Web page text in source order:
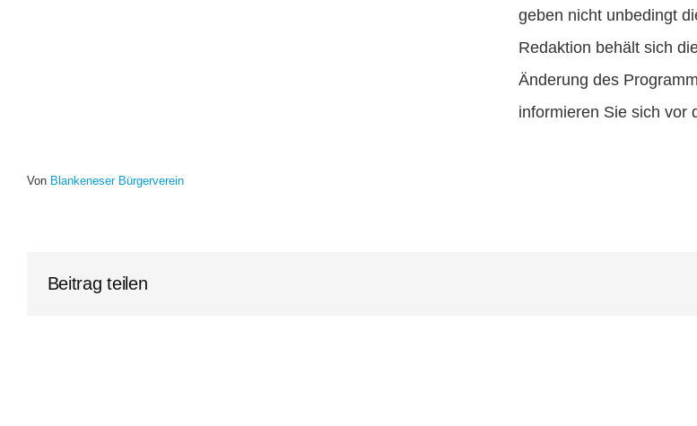
geben nicht unbedingt
Redaktion behält sich
Änderung des
informieren Sie sich vor
Von Blankeneser Bürgerverein
Beitrag teilen